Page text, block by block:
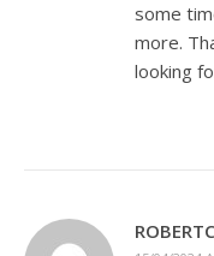
some
more.
looking